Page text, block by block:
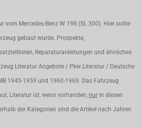
vom Mercedes-Benz W 198 (SL 300). Hier sollte
gebaut wurde. Prospekte,
Reparaturanleitungen und ähnliches
Literatur Angebote / Pkw Literatur / Deutsche
1945-1959 und 1960-1969. Das Fahrzeug
Literatur ist, wenn vorhanden, nur in diesen
der Kategorien sind die Artikel nach Jahren